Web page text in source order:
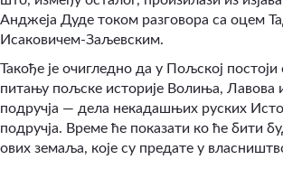
Анджеја Дуде током разговора са оцем
Исаковичем-Заљевским.
Такође је очигледно да у Пољској
питању пољске историје Волиња, Лавова
подручја — дела некадашњих руских
подручја. Време ће показати ко ће бити
ових земаља, које су предате у